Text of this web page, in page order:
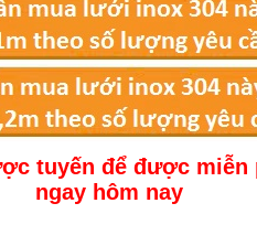
tuyến để được miễn
ngay hôm nay